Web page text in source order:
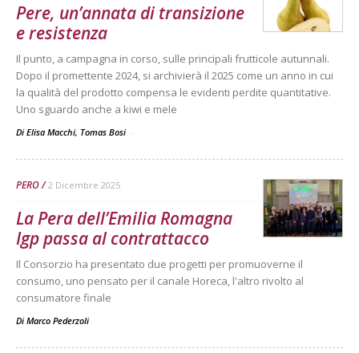
Pere, un’annata di transizione
e resistenza
Il punto, a campagna in corso, sulle principali frutticole autunnali.
Dopo il promettente 2024, si archivierà il 2025 come un anno in cui
la qualità del prodotto compensa le evidenti perdite quantitative.
Uno sguardo anche a kiwi e mele
Di Elisa Macchi, Tomas Bosi -
PERO 2 Dicembre 2025
La Pera dell’Emilia Romagna
Igp passa al contrattacco
Il Consorzio ha presentato due progetti per promuoverne il
consumo, uno pensato per il canale Horeca, l'altro rivolto al
consumatore finale
Di Marco Pederzoli